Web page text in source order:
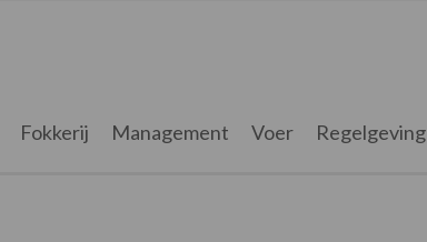
Fokkerij Management Voer Regelgeving